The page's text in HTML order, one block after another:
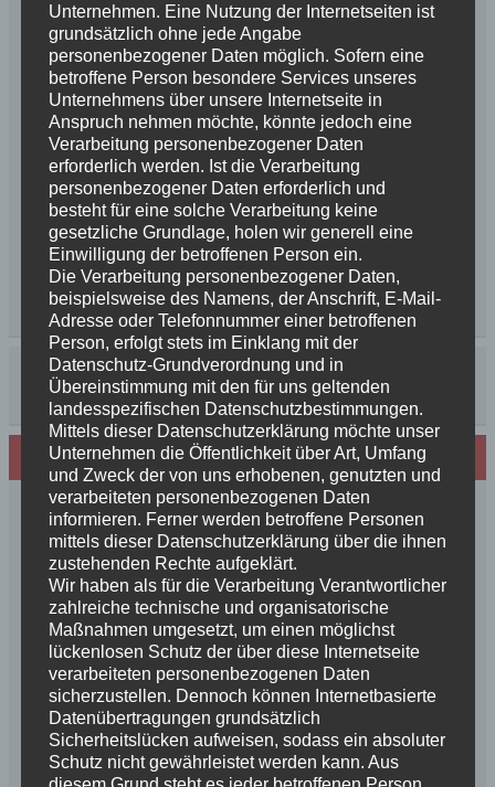
Neues von den Turmschurken
Frohe Weihnachten 2025 unseren
Schurkenfamilien und Freunden
Herzlichen Glückwunsch zum 4. Geburtstag
Unsere Feenkinder haben alle verzaubert
News++News++News++Unsere Feenkinder sind
geboren++
++NEWS++NEWS++NEWS++Wir sind
schwanger++
So schön, die Freundschaften der Schurkeneltern
Lilly´s Schwester schickt Grüße
Innigkeit, oder wahre Liebe
Unternehmen. Eine Nutzung der Internetseiten ist
grundsätzlich ohne jede Angabe
personenbezogener Daten möglich. Sofern eine
betroffene Person besondere Services unseres
Unternehmens über unsere Internetseite in
Anspruch nehmen möchte, könnte jedoch eine
Verarbeitung personenbezogener Daten
erforderlich werden. Ist die Verarbeitung
personenbezogener Daten erforderlich und
besteht für eine solche Verarbeitung keine
gesetzliche Grundlage, holen wir generell eine
Einwilligung der betroffenen Person ein.
Die Verarbeitung personenbezogener Daten,
beispielsweise des Namens, der Anschrift, E-Mail-
Adresse oder Telefonnummer einer betroffenen
Person, erfolgt stets im Einklang mit der
Datenschutz-Grundverordnung und in
Übereinstimmung mit den für uns geltenden
landesspezifischen Datenschutzbestimmungen.
Mittels dieser Datenschutzerklärung möchte unser
Unternehmen die Öffentlichkeit über Art, Umfang
und Zweck der von uns erhobenen, genutzten und
verarbeiteten personenbezogenen Daten
informieren. Ferner werden betroffene Personen
mittels dieser Datenschutzerklärung über die ihnen
zustehenden Rechte aufgeklärt.
Wir haben als für die Verarbeitung Verantwortlicher
zahlreiche technische und organisatorische
Maßnahmen umgesetzt, um einen möglichst
lückenlosen Schutz der über diese Internetseite
verarbeiteten personenbezogenen Daten
sicherzustellen. Dennoch können Internetbasierte
Datenübertragungen grundsätzlich
Sicherheitslücken aufweisen, sodass ein absoluter
Schutz nicht gewährleistet werden kann. Aus